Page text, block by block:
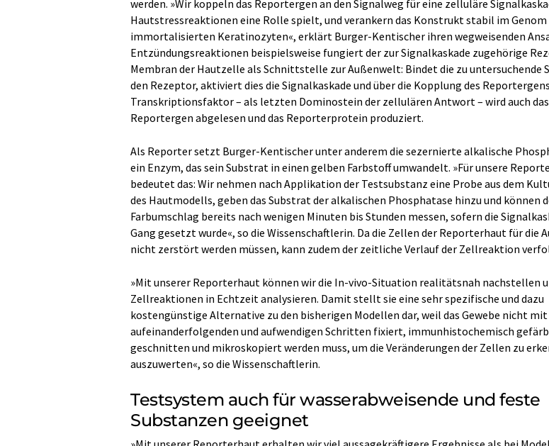
werden. »Wir koppeln das Reportergen an den Signalweg für eine zelluläre
Hautstressreaktionen eine Rolle spielt, und verankern das Konstrukt stabil im Genom
immortalisierten Keratinozyten«, erklärt Burger-Kentischer ihren wegweisenden
Entzündungsreaktionen beispielsweise fungiert der zur Signalkaskade zugehörige
Membran der Hautzelle als Schnittstelle zur Außenwelt: Bindet die zu untersuchende
den Rezeptor, aktiviert dies die Signalkaskade und über die Kopplung des
Transkriptionsfaktor – als letzten Dominostein der zellulären Antwort – wird auch das
Reportergen abgelesen und das Reporterprotein produziert.
Als Reporter setzt Burger-Kentischer unter anderem die sezernierte alkalische
ein Enzym, das sein Substrat in einen gelben Farbstoff umwandelt. »Für unsere
bedeutet das: Wir nehmen nach Applikation der Testsubstanz eine Probe aus dem
des Hautmodells, geben das Substrat der alkalischen Phosphatase hinzu und können
Farbumschlag bereits nach wenigen Minuten bis Stunden messen, sofern die
Gang gesetzt wurde«, so die Wissenschaftlerin. Da die Zellen der Reporterhaut für die
nicht zerstört werden müssen, kann zudem der zeitliche Verlauf der Zellreaktion
»Mit unserer Reporterhaut können wir die In-vivo-Situation realitätsnah nachstellen
Zellreaktionen in Echtzeit analysieren. Damit stellt sie eine sehr spezifische und dazu
kostengünstige Alternative zu den bisherigen Modellen dar, weil das Gewebe nicht
aufeinanderfolgenden und aufwendigen Schritten fixiert, immunhistochemisch
geschnitten und mikroskopiert werden muss, um die Veränderungen der Zellen zu
auszuwerten«, so die Wissenschaftlerin.
Testsystem auch für wasserabweisende und feste
Substanzen geeignet